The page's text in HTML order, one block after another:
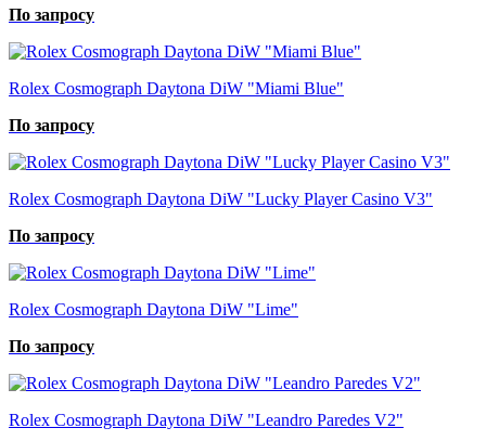
По запросу
Rolex Cosmograph Daytona DiW "Miami Blue"
По запросу
Rolex Cosmograph Daytona DiW "Lucky Player Casino V3"
По запросу
Rolex Cosmograph Daytona DiW "Lime"
По запросу
Rolex Cosmograph Daytona DiW "Leandro Paredes V2"